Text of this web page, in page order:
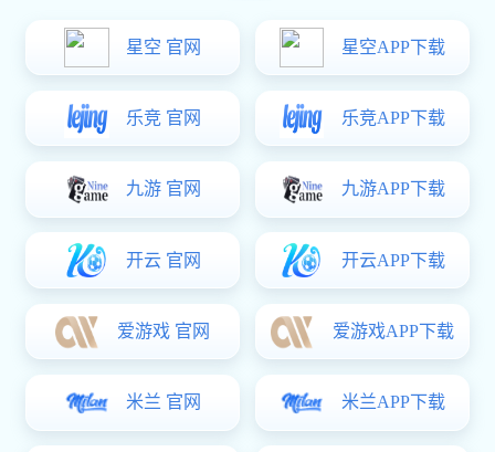
新款重型提升推拉门把手BS-T07 西班牙多点锁平开执手D25